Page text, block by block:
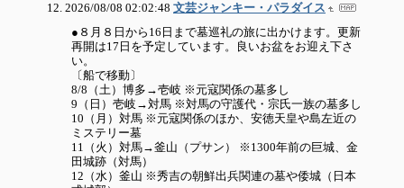
2026/08/08 02:02:48 文芸ジャンキー・パラダイス
●８月８日から16日まで墓巡礼の旅に出かけます。更新
再開は17日を予定しています。良いお盆をお迎え下さ
い。
〔船で移動〕
8/8（土）博多→壱岐 ※元寇関係の墓多し
9（日）壱岐→対馬 ※対馬の守護代・宗氏一族の墓多し
10（月）対馬 ※元寇関係のほか、安徳天皇や島左近の
ミステリー墓
11（火）対馬→釜山（プサン） ※1300年前の巨城、金
田城跡（対馬）
12（水）釜山 ※秀吉の朝鮮出兵関連の墓や倭城（日本